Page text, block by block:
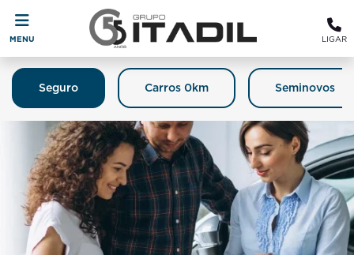
MENU LIGAR
Carros 0km Seminovos
Seguro